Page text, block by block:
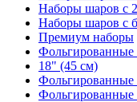
Наборы шаров с
Наборы шаров с
Премиум наборы
Фольгированные
18" (45 см)